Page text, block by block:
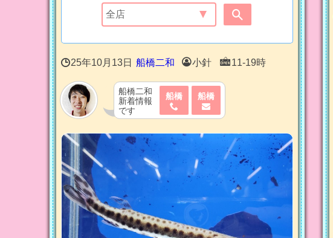
25年10月13日 船橋二和 小針 11-19時
船橋二和
新着情報
です
船橋 船橋